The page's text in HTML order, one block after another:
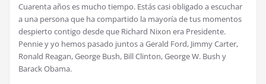
Cuarenta años es mucho tiempo. Estás casi obligado a escuchar
a una persona que ha compartido la mayoría de tus momentos
despierto contigo desde que Richard Nixon era Presidente.
Pennie y yo hemos pasado juntos a Gerald Ford, Jimmy Carter,
Ronald Reagan, George Bush, Bill Clinton, George W. Bush y
Barack Obama.